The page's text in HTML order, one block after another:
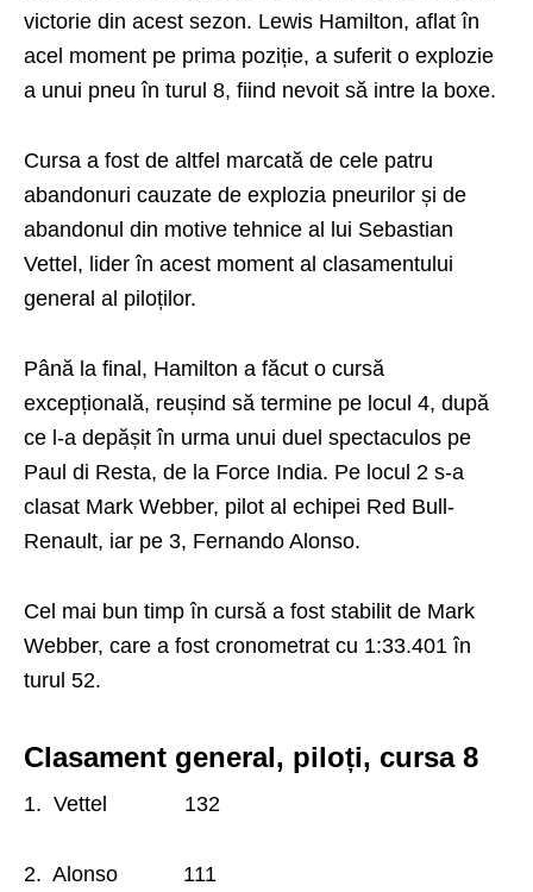
victorie din acest sezon. Lewis Hamilton, aflat în
acel moment pe prima poziție, a suferit o explozie
a unui pneu în turul 8, fiind nevoit să intre la boxe.
Cursa a fost de altfel marcată de cele patru
abandonuri cauzate de explozia pneurilor și de
abandonul din motive tehnice al lui Sebastian
Vettel, lider în acest moment al clasamentului
general al piloților.
Până la final, Hamilton a făcut o cursă
excepțională, reușind să termine pe locul 4, după
ce l-a depășit în urma unui duel spectaculos pe
Paul di Resta, de la Force India. Pe locul 2 s-a
clasat Mark Webber, pilot al echipei Red Bull-
Renault, iar pe 3, Fernando Alonso.
Cel mai bun timp în cursă a fost stabilit de Mark
Webber, care a fost cronometrat cu 1:33.401 în
turul 52.
Clasament general, piloți, cursa 8
1. Vettel 132
2. Alonso 111